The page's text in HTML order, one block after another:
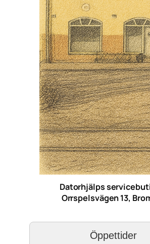
Datorhjälps
Orrspelsvägen 13,
Öppettider